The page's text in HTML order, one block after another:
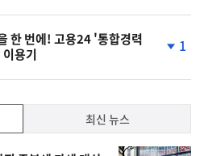
한 번에! 고용24 '통합경력
용기
하
락
1
최신 뉴스